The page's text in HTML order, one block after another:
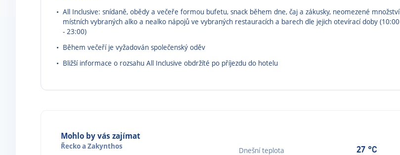
All Inclusive: snídaně, obědy a večeře formou bufetu, snack během dne, čaj a zákusky, neomezené množství
místních vybraných alko a nealko nápojů ve vybraných restauracích a barech dle jejich otevírací doby (10:00
- 23:00)
Během večeří je vyžadován společenský oděv
Bližší informace o rozsahu All Inclusive obdržíté po příjezdu do hotelu
Mohlo by vás zajímat
Řeckoa Zakynthos Dnešní teplota 27 °C